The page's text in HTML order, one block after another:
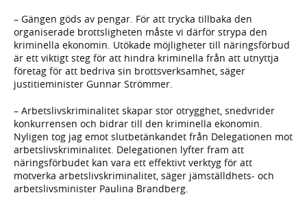
– Gängen göds av pengar. För att trycka tillbaka den
organiserade brottsligheten måste vi därför strypa den
kriminella ekonomin. Utökade möjligheter till näringsförbud
är ett viktigt steg för att hindra kriminella från att utnyttja
företag för att bedriva sin brottsverksamhet, säger
justitieminister Gunnar Strömmer.
– Arbetslivskriminalitet skapar stor otrygghet, snedvrider
konkurrensen och bidrar till den kriminella ekonomin.
Nyligen tog jag emot slutbetänkandet från Delegationen mot
arbetslivskriminalitet. Delegationen lyfter fram att
näringsförbudet kan vara ett effektivt verktyg för att
motverka arbetslivskriminalitet, säger jämställdhets- och
arbetslivsminister Paulina Brandberg.